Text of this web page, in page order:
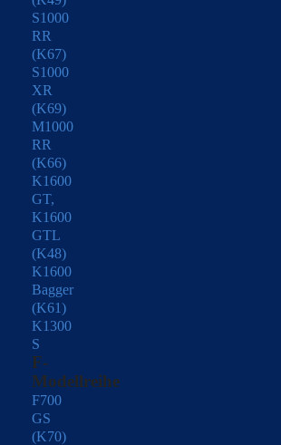
S1000
RR
(K67)
S1000
XR
(K69)
M1000
RR
(K66)
K1600
GT,
K1600
GTL
(K48)
K1600
Bagger
(K61)
K1300
S
F-
Modellreihe
F700
GS
(K70)